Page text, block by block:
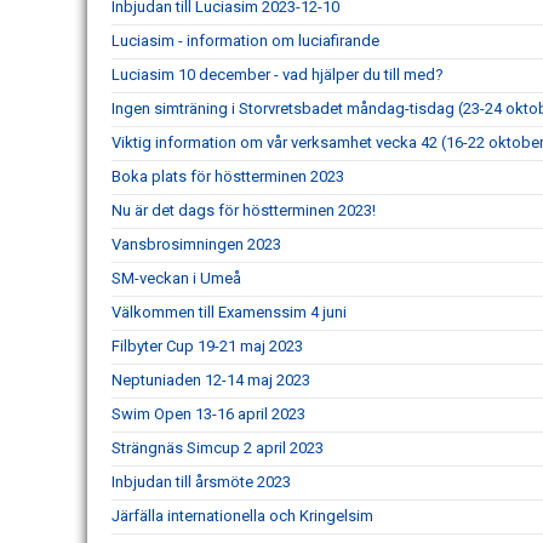
Inbjudan till Luciasim 2023-12-10
Luciasim - information om luciafirande
Luciasim 10 december - vad hjälper du till med?
Ingen simträning i Storvretsbadet måndag-tisdag (23-24
Viktig information om vår verksamhet vecka 42 (16-22
Boka plats för höstterminen 2023
Nu är det dags för höstterminen 2023!
Vansbrosimningen 2023
SM-veckan i Umeå
Välkommen till Examenssim 4 juni
Filbyter Cup 19-21 maj 2023
Neptuniaden 12-14 maj 2023
Swim Open 13-16 april 2023
Strängnäs Simcup 2 april 2023
Inbjudan till årsmöte 2023
Järfälla internationella och Kringelsim